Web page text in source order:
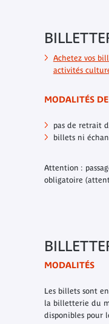
Achetez vos
activités
MODALITÉS
pas de retrait
billets ni
Attention :
obligatoire
MODALITÉS
Les billets sont
la billetterie du
disponibles pour